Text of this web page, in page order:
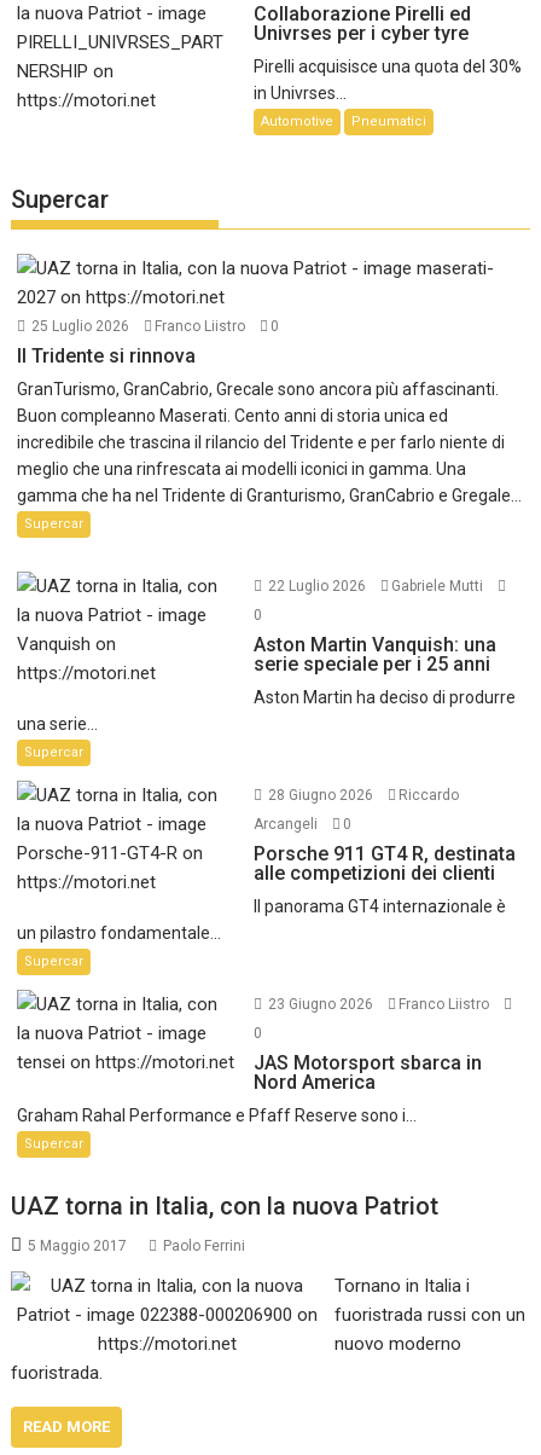
Collaborazione Pirelli ed
Univrses per i cyber tyre
Pirelli acquisisce una quota del 30%
in Univrses...
Automotive Pneumatici
Supercar
25 Luglio 2026 Franco Liistro 0
Il Tridente si rinnova
GranTurismo, GranCabrio, Grecale sono ancora più affascinanti.
Buon compleanno Maserati. Cento anni di storia unica ed
incredibile che trascina il rilancio del Tridente e per farlo niente di
meglio che una rinfrescata ai modelli iconici in gamma. Una
gamma che ha nel Tridente di Granturismo, GranCabrio e Gregale...
Supercar
22 Luglio 2026
Gabriele Mutti
0
Aston Martin Vanquish: una
serie speciale per i 25 anni
Aston Martin ha deciso di produrre
una serie...
Supercar
28 Giugno 2026
Riccardo
Arcangeli
0
Porsche 911 GT4 R, destinata
alle competizioni dei clienti
Il panorama GT4 internazionale è
un pilastro fondamentale...
Supercar
23 Giugno 2026
Franco Liistro
0
JAS Motorsport sbarca in
Nord America
Graham Rahal Performance e Pfaff Reserve sono i...
Supercar
UAZ torna in Italia, con la nuova Patriot
5 Maggio 2017 Paolo Ferrini
Tornano in Italia i
fuoristrada russi con un
nuovo moderno
fuoristrada.
READ MORE